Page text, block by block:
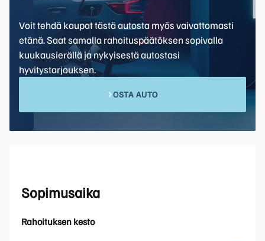
Sopimusaika
Rahoituksen kesto
Voit tehdä kaupat tästä autosta myös vaivattomasti
etänä. Saat samalla rahoituspäätöksen sopivalla
kuukausierällä ja nykyisestä autostasi
hyvitystarjouksen.
OSTA AUTO